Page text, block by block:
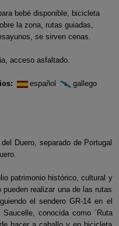
bebé disponible, bicicleta
la zona, rutas guiadas,
se sirven cenas.
acceso asfaltado.
español
gallego
Duero, separado de Portugal
patrimonio histórico, cultural y
realizar una de las rutas
el sendero GR-14 en el
conocida como ´Ruta